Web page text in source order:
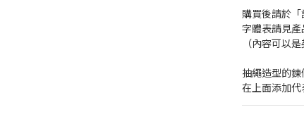
購買後請於
字體表請見
（內容可以
抽繩造型的
在上面添加